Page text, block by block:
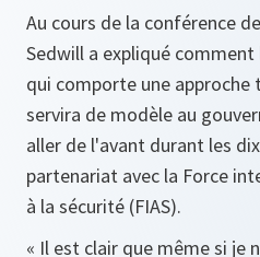
Au cours de la conférence
Sedwill a expliqué
qui comporte une
servira de modèle au
aller de l'avant durant les
partenariat avec la Force
à la sécurité (FIAS).
« Il est clair que même si je